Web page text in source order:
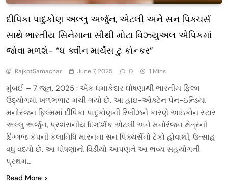
દીપિકા પાદુકોણ અલ્લુ અર્જુન, એટલી અને સન પિક્ચર્સ
સાથે ભારતીય સિનેમાના સૌથી મોટા વિઝ્યુઅલ એપિકમાં
જોવા મળશે- “ધ ક્વીન માર્ચેસ ટુ કોન્કર”
RajkotSamachar June 7, 2025 0 1 Mins
મુંબઈ – 7 જૂન, 2025 : એક ધમાકેદાર ઘોષણાથી ભારતીય ફિલ્મ
ઉદ્યોગમાં ખળભળાટ મચી ગયો છે. આ હાઇ-ઓક્ટેન પેન-ઇન્ડિયા
મનોરંજન ફિલ્મમાં દીપિકા પાદુકોણની રિલીઝને કારણે આઇકોન સ્ટાર
અલ્લુ અર્જુન, પ્રશંસનીય દિગ્દર્શક એટલી અને મનોરંજન ક્ષેત્રની
દિગ્ગજ કંપની કલાનિધિ મારનના સન પિક્ચર્સનો ટેકો હોવાથી, ઉત્સાહ
વધુ વધ્યો છે. આ ઘોષણાનો વિડીયો આપણને આ ભવ્ય સહયોગની
પ્રથમ…
Read More